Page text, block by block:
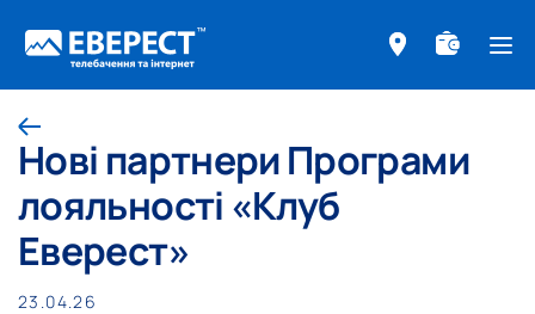
Нові партнери Програми
лояльності «Клуб
Еверест»
23.04.26